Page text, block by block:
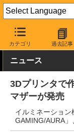
カテゴリ 過去記事
AKIBA PC Hotline!
ニュース
3Dプリンタで
マザーが発売
イルミネーショ
GAMING/AURA」